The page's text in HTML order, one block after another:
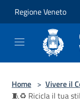
Regione Veneto
Home > Vivere il
🧵♻️ Ricicla il tua